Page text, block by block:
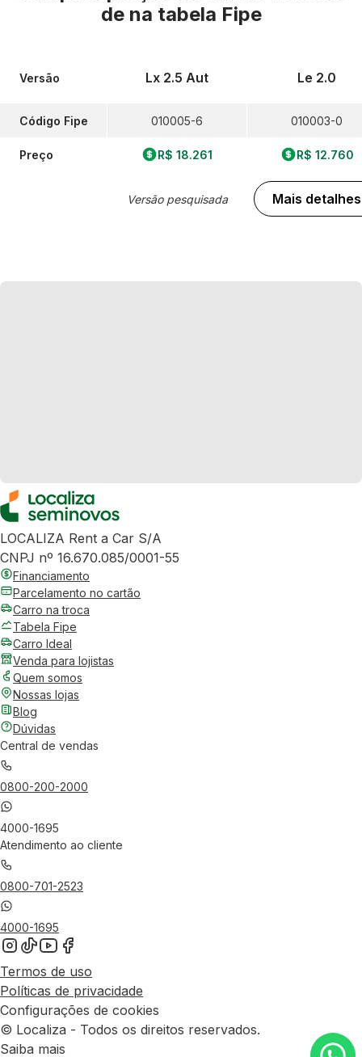
de na tabela Fipe
Versão
Código Fipe
Preço
Lx 2.5 Aut
010005-6
R$ 18.261
Versão pesquisada
Le 2.0
010003-0
R$ 12.760
Mais detalhes
LOCALIZA Rent a Car S/A
CNPJ nº 16.670.085/0001-55
Financiamento
Parcelamento no cartão
Carro na troca
Tabela Fipe
Carro Ideal
Venda para lojistas
Quem somos
Nossas lojas
Blog
Dúvidas
Central de vendas
0800-200-2000
4000-1695
Atendimento ao cliente
0800-701-2523
4000-1695
Termos de uso
Políticas de privacidade
Configurações de cookies
© Localiza - Todos os direitos reservados.
Saiba mais